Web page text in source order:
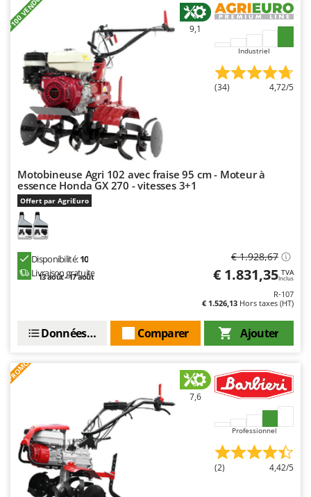
New O.M.R.A.
Ninja
Novatec
Novital
NuAir
NuovaFac
O
Officine Savioli
Oliviero
Olix
OMA
Omas
Ompagrill
Oriental Koshin
Outdoorchef
P
Palumbo Pavi
Partisani
Paterlini
Philips
Pramac
+100 VENDUS 9,1
Industriel
(34) 4,72/5
Motobineuse Agri 102 avec fraise 95 cm - Moteur à
essence Honda GX 270 - vitesses 3+1
Offert par AgriEuro
Disponibilité:10
Livraison gratuite
13 août - 17 août
€ 1.928,67
€ 1.831,35 TVA
Inclus
R-107
€ 1.526,13 Hors taxes (HT)
Ajouter
Comparer
Données techniques
PROMO
7,6
Professionnel
(2) 4,42/5